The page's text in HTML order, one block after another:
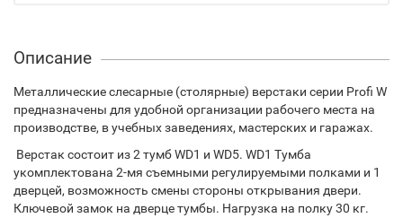
Описание
Металлические слесарные (столярные) верстаки серии Profi W
предназначены для удобной организации рабочего места на
производстве, в учебных заведениях, мастерских и гаражах.
Верстак состоит из 2 тумб WD1 и WD5. WD1 Тумба
укомплектована 2-мя съемными регулируемыми полками и 1
дверцей, возможность смены стороны открывания двери.
Ключевой замок на дверце тумбы. Нагрузка на полку 30 кг.